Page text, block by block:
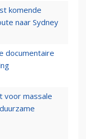
komende
naar Sydney
documentaire
voor massale